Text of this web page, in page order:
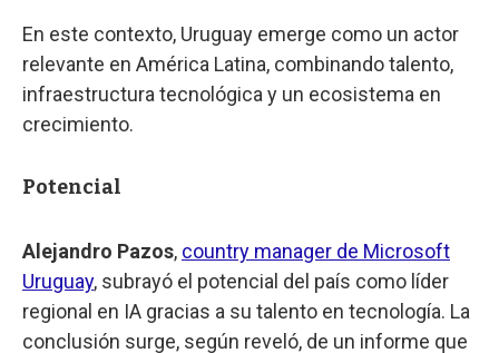
En este contexto, Uruguay emerge como un actor
relevante en América Latina, combinando talento,
infraestructura tecnológica y un ecosistema en
crecimiento.
Potencial
Alejandro Pazos, country manager de Microsoft
Uruguay, subrayó el potencial del país como líder
regional en IA gracias a su talento en tecnología. La
conclusión surge, según reveló, de un informe que